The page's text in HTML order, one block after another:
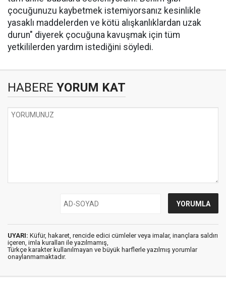
çocuğunuzu kaybetmek istemiyorsanız kesinlikle
yasaklı maddelerden ve kötü alışkanlıklardan uzak
durun" diyerek çocuğuna kavuşmak için tüm
yetkililerden yardım istediğini söyledi.
HABERE YORUM KAT
UYARI: Küfür, hakaret, rencide edici cümleler veya imalar, inançlara saldırı
içeren, imla kuralları ile yazılmamış,
Türkçe karakter kullanılmayan ve büyük harflerle yazılmış yorumlar
onaylanmamaktadır.